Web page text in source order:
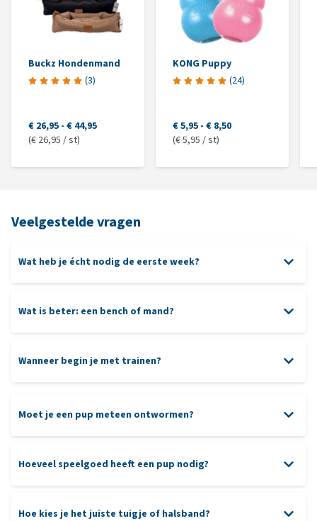
Buckz Hondenmand
(3)
€ 26,95 - € 44,95
(€ 26,95 / st)
KONG Puppy
(24)
€ 5,95 - € 8,50
(€ 5,95 / st)
Veelgestelde vragen
Wat heb je écht nodig de eerste week?
Wat is beter: een bench of mand?
Wanneer begin je met trainen?
Moet je een pup meteen ontwormen?
Hoeveel speelgoed heeft een pup nodig?
Hoe kies je het juiste tuigje of halsband?